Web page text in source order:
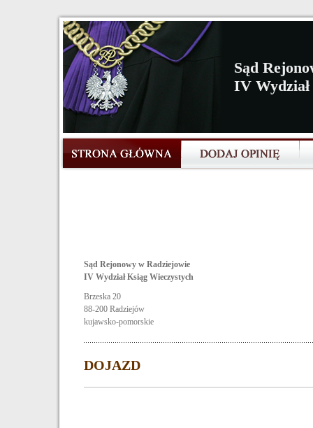
Sąd
IV
Sąd Rejonowy w Radziejowie
IV Wydział Ksiąg Wieczystych
Brzeska 20
88-200 Radziejów
kujawsko-pomorskie
DOJAZD